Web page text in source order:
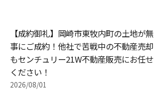
【成約御礼】岡崎市東牧内町の土地が無
事にご成約！他社で苦戦中の不動産売却
もセンチュリー21W不動産販売にお任せ
ください！
2026/08/01